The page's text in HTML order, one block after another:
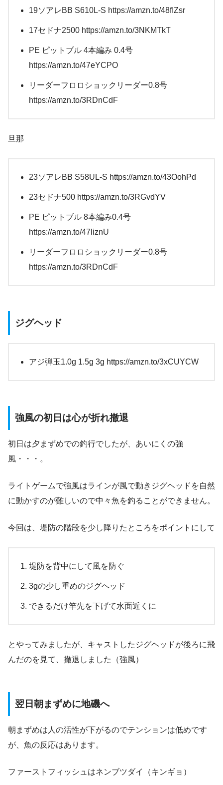
19ソアレBB S610L-S https://amzn.to/48fIZsr
17セドナ2500 https://amzn.to/3NKMTkT
PE ピットブル 4本編み 0.4号
https://amzn.to/47eYCPO
リーダーフロロショックリーダー0.8号
https://amzn.to/3RDnCdF
旦那
23ソアレBB S58UL-S https://amzn.to/43OohPd
23セドナ500 https://amzn.to/3RGvdYV
PE ピットブル 8本編み0.4号
https://amzn.to/47liznU
リーダーフロロショックリーダー0.8号
https://amzn.to/3RDnCdF
ジグヘッド
アジ弾玉1.0g 1.5g 3g https://amzn.to/3xCUYCW
強風の初日は心が折れ撤退
初日は夕まずめでの釣行でしたが、あいにくの強
風・・・。
ライトゲームで強風はラインが風で動きジグヘッドを自然
に動かすのが難しいので中々魚を釣ることができません。
今回は、堤防の階段を少し降りたところをポイントにして
堤防を背中にして風を防ぐ
3gの少し重めのジグヘッド
できるだけ竿先を下げて水面近くに
とやってみましたが、キャストしたジグヘッドが後ろに飛
んだのを見て、撤退しました（強風）
翌日朝まずめに地磯へ
朝まずめは人の活性が下がるのでテンションは低めです
が、魚の反応はあります。
ファーストフィッシュはネンブツダイ（キンギョ）